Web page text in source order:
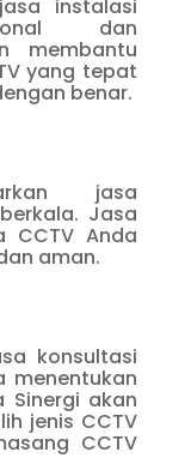
instalasi
dan
membantu
yang tepat
benar.
jasa
Jasa
CCTV Anda
aman.
konsultasi
menentukan
Sinergi akan
jenis CCTV
CCTV